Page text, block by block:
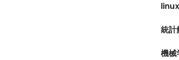
linux
統計
機械